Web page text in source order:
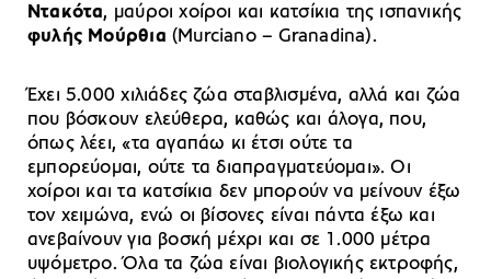
Ντακότα, μαύροι χοίροι και κατσίκια της ισπανικής
φυλής Μούρθια (Murciano – Granadina).
Έχει 5.000 χιλιάδες ζώα σταβλισμένα, αλλά και ζώα
που βόσκουν ελεύθερα, καθώς και άλογα, που,
όπως λέει, «τα αγαπάω κι έτσι ούτε τα
εμπορεύομαι, ούτε τα διαπραγματεύομαι». Οι
χοίροι και τα κατσίκια δεν μπορούν να μείνουν έξω
τον χειμώνα, ενώ οι βίσονες είναι πάντα έξω και
ανεβαίνουν για βοσκή μέχρι και σε 1.000 μέτρα
υψόμετρο. Όλα τα ζώα είναι βιολογικής εκτροφής,